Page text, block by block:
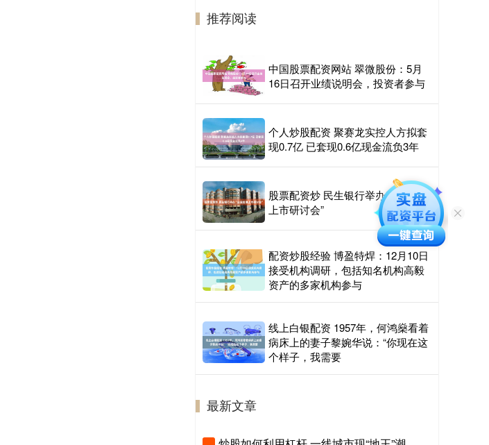
推荐阅读
中国股票配资网站 翠微股份：5月
16日召开业绩说明会，投资者参与
个人炒股配资 聚赛龙实控人方拟套
现0.7亿 已套现0.6亿现金流负3年
股票配资炒 民生银行举办“企业赴港
上市研讨会”
配资炒股经验 博盈特焊：12月10日
接受机构调研，包括知名机构高毅
资产的多家机构参与
线上白银配资 1957年，何鸿燊看着
病床上的妻子黎婉华说：“你现在这
个样子，我需要
最新文章